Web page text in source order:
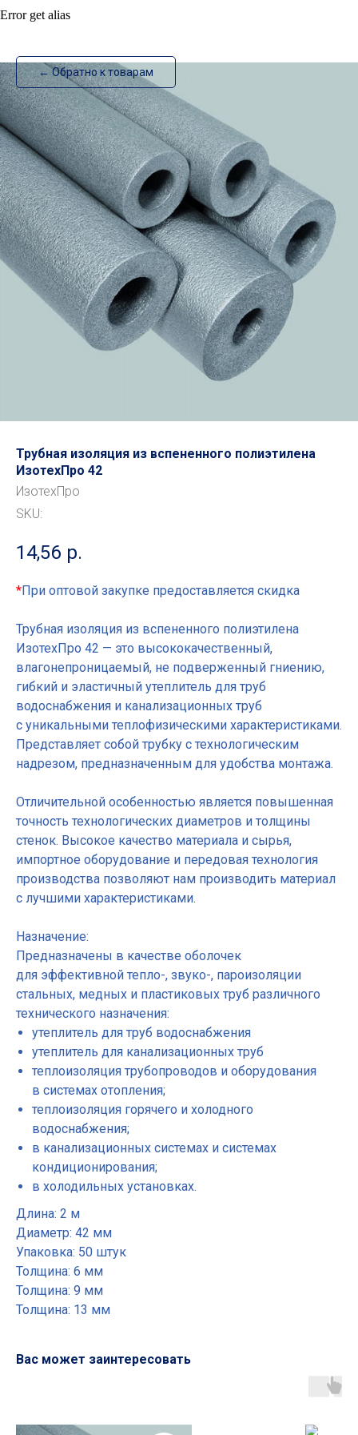
ИзотехПро
← Обратно к товарам
Error get alias
Трубная изоляция из вспененного полиэтилена
ИзотехПро 42
ИзотехПро
SKU:
14,56 р.
*При оптовой закупке предоставляется скидка
Трубная изоляция из вспененного полиэтилена
ИзотехПро 42 — это высококачественный,
влагонепроницаемый, не подверженный гниению,
гибкий и эластичный утеплитель для труб
водоснабжения и канализационных труб
с уникальными теплофизическими характеристиками.
Представляет собой трубку с технологическим
надрезом, предназначенным для удобства монтажа.
Отличительной особенностью является повышенная
точность технологических диаметров и толщины
стенок. Высокое качество материала и сырья,
импортное оборудование и передовая технология
производства позволяют нам производить материал
с лучшими характеристиками.
Назначение:
Предназначены в качестве оболочек
для эффективной тепло-, звуко-, пароизоляции
стальных, медных и пластиковых труб различного
технического назначения:
утеплитель для труб водоснабжения
утеплитель для канализационных труб
теплоизоляция трубопроводов и оборудования
в системах отопления;
теплоизоляция горячего и холодного
водоснабжения;
в канализационных системах и системах
кондиционирования;
в холодильных установках.
Длина: 2 м
Диаметр: 42 мм
Упаковка: 50 штук
Толщина: 6 мм
Толщина: 9 мм
Толщина: 13 мм
Вас может заинтересовать
• Шнур